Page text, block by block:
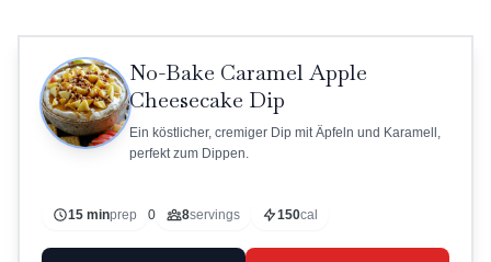
No-Bake Caramel Apple
Cheesecake Dip
Ein köstlicher, cremiger Dip mit Äpfeln und Karamell,
perfekt zum Dippen.
15 minprep 0 8servings 150cal